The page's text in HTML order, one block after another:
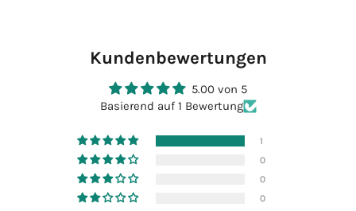
Kundenbewertungen
5.00 von 5
Basierend auf 1 Bewertung
1
0
0
0